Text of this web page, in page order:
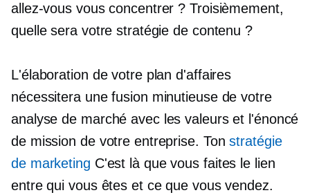
allez-vous vous concentrer ? Troisièmement,
quelle sera votre stratégie de contenu ?
L'élaboration de votre plan d'affaires
nécessitera une fusion minutieuse de votre
analyse de marché avec les valeurs et l'énoncé
de mission de votre entreprise. Tonstratégie
de marketing C'est là que vous faites le lien
entre qui vous êtes et ce que vous vendez.